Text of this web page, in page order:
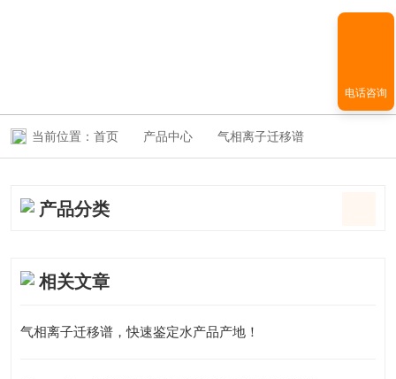
当前位置： 首页 产品中心 气相离子迁移谱
产品分类
相关文章
气相离子迁移谱，快速鉴定水产品产地！
电话咨询